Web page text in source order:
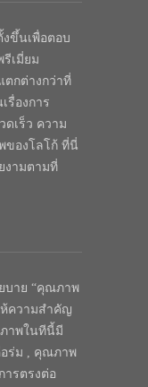
งขึ้นเพื่อตอบ
เมี่ยม
ตกต่างกว่าที่
รื่องการ
เร็ว ความ
ของโลโก้ ที่นี่
งามตามที่
บาย “คุณภาพ
ห้ความสำคัญ
าพในทีนี้มี
ร่ม , คุณภาพ
ารตรงต่อ